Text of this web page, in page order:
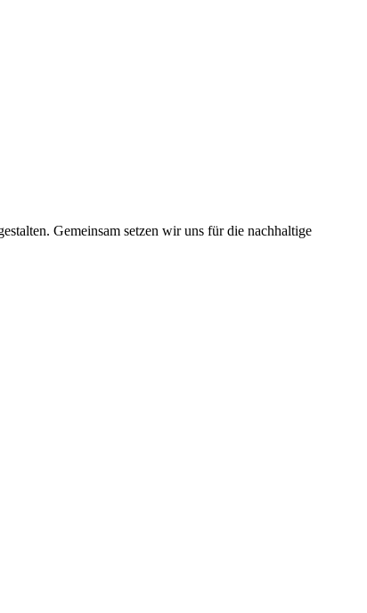
Gemeinsam setzen wir uns für die nachhaltige